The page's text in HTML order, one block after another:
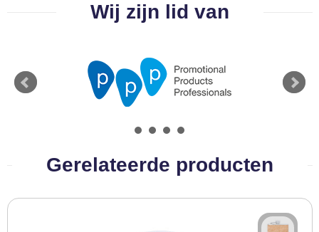
Wij zijn lid van
Gerelateerde producten